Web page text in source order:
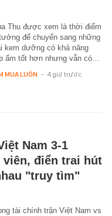
Thu được xem là thời điểm
để chuyển sang những
kem dưỡng có khả năng
ẩm tốt hơn nhưng vẫn có…
MUA LUÔN - 4 giờ trước
Nam 3-1
viên, điển trai hút
"truy tìm"
tài chính trận Việt Nam vs